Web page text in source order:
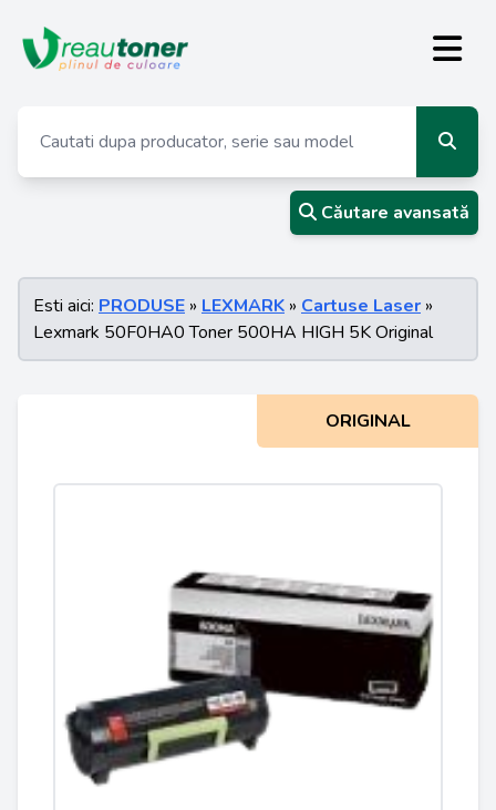
Căutare avansată
Esti aici: PRODUSE » LEXMARK » Cartuse Laser »
Lexmark 50F0HA0 Toner 500HA HIGH 5K Original
ORIGINAL